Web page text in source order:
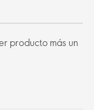
producto más un